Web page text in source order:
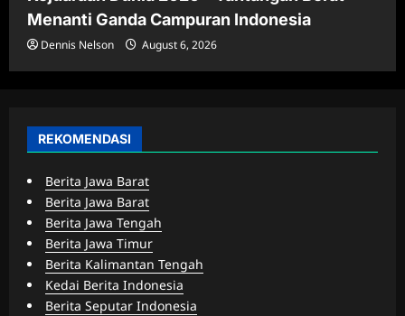
Menanti Ganda Campuran Indonesia
Dennis Nelson August 6, 2026
REKOMENDASI
Berita Jawa Barat
Berita Jawa Barat
Berita Jawa Tengah
Berita Jawa Timur
Berita Kalimantan Tengah
Kedai Berita Indonesia
Berita Seputar Indonesia